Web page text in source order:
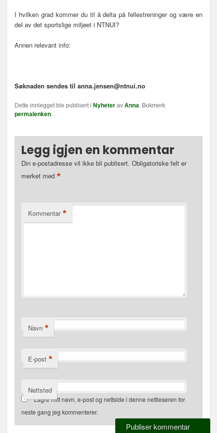
I hvilken grad kommer du til å delta på fellestreninger og være en
del av det sportslige miljøet i NTNUI?
Annen relevant info:
Søknaden sendes til anna.jensen@ntnui.no
Dette innlegget ble publisert i Nyheter av Anna. Bokmerk
permalenken.
Legg igjen en kommentar
Din e-postadresse vil ikke bli publisert. Obligatoriske felt er
merket med *
Kommentar *
Navn *
E-post *
Nettsted
Lagre mitt navn, e-post og nettside i denne nettleseren for
neste gang jeg kommenterer.
Alternative: